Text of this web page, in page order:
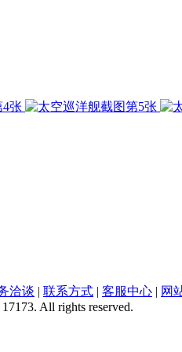
洽谈 | 联系方式 | 客服中心 | 网
All rights reserved.